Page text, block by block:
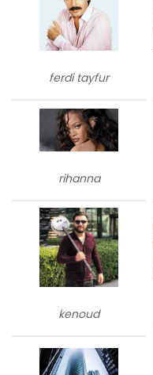
ferdi tayfur
rihanna
kenoud